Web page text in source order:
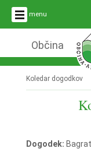
menu
Občina
Koledar dogodkov
Dogodek: